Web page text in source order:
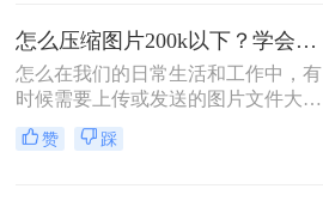
缩。照片压缩可以减小图片文件的大
小，使其更易于存储和传输。下面将
介绍几种常用的怎么压缩照片的大小
方法。
怎么压缩图片200k以下？学会这4种方法照片随意压缩!！
怎么在我们的日常生活和工作中，有
时候需要上传或发送的图片文件大小
超过了我们的需求，这时我们就需要
对图片进行压缩，以减小其文件大
赞 踩